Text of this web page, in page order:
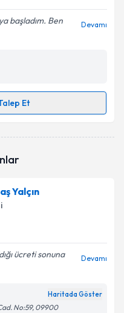
başladım. Ben
Devamı
Et
almanız için bir
ilişkinAydınlatma
verilerimin belirtilen
Yalçın
ücreti sonuna
Devamı
Haritada Göster
No:59, 09900